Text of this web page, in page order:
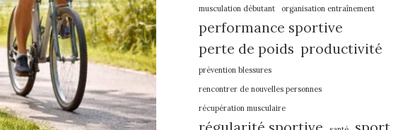
musculation débutant organisation entraînement
performance sportive
perte de poids productivité
prévention blessures
rencontrer de nouvelles personnes
récupération musculaire